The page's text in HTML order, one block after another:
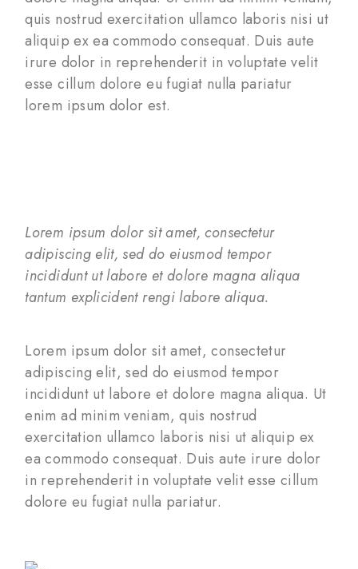
quis nostrud exercitation ullamco laboris nisi ut
aliquip ex ea commodo consequat. Duis aute
irure dolor in reprehenderit in voluptate velit
esse cillum dolore eu fugiat nulla pariatur
lorem ipsum dolor est.
Lorem ipsum dolor sit amet, consectetur
adipiscing elit, sed do eiusmod tempor
incididunt ut labore et dolore magna aliqua
tantum explicident rengi labore aliqua.
Lorem ipsum dolor sit amet, consectetur
adipiscing elit, sed do eiusmod tempor
incididunt ut labore et dolore magna aliqua. Ut
enim ad minim veniam, quis nostrud
exercitation ullamco laboris nisi ut aliquip ex
ea commodo consequat. Duis aute irure dolor
in reprehenderit in voluptate velit esse cillum
dolore eu fugiat nulla pariatur.